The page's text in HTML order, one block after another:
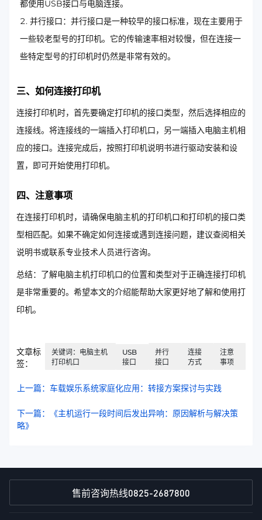
都使用USB接口与电脑连接。
并行接口：并行接口是一种较早的接口标准，现在主要用于
一些较老型号的打印机。它的传输速率相对较慢，但在连接一
些特定型号的打印机时仍然是非常有效的。
三、如何连接打印机
连接打印机时，首先要确定打印机的接口类型，然后选择相应的
连接线。将连接线的一端插入打印机口，另一端插入电脑主机相
应的接口。连接完成后，按照打印机说明书进行驱动安装和设
置，即可开始使用打印机。
四、注意事项
在连接打印机时，请确保电脑主机的打印机口和打印机的接口类
型相匹配。如果不确定如何连接或遇到连接问题，建议查阅相关
说明书或联系专业技术人员进行咨询。
总结：了解电脑主机打印机口的位置和类型对于正确连接打印机
是非常重要的。希望本文的介绍能帮助大家更好地了解和使用打
印机。
文章标
签：
关键词：电脑主机
打印机口
USB
接口
并行
接口
连接
方式
注意
事项
上一篇：车载娱乐系统家庭化应用：转接方案探讨与实践
下一篇：《主机运行一段时间后发出异响：原因解析与解决策
略》
售前咨询热线0825-2687800